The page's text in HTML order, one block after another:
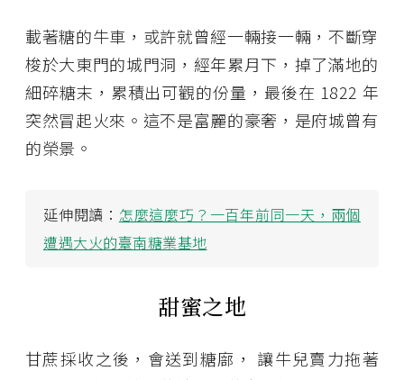
載著糖的牛車，或許就曾經一輛接一輛，不斷穿
梭於大東門的城門洞，經年累月下，掉了滿地的
細碎糖末，累積出可觀的份量，最後在 1822 年
突然冒起火來。這不是富麗的豪奢，是府城曾有
的榮景。
延伸閱讀： 怎麼這麼巧？一百年前同一天，兩個
遭遇大火的臺南糖業基地
甜蜜之地
甘蔗採收之後，會送到糖廍， 讓牛兒賣力拖著